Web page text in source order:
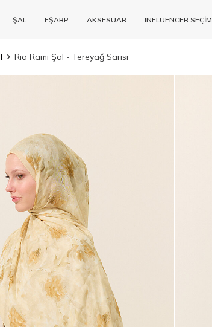
ŞAL EŞARP AKSESUAR INFLUENCER
Ria Rami Şal - Tereyağ Sarısı